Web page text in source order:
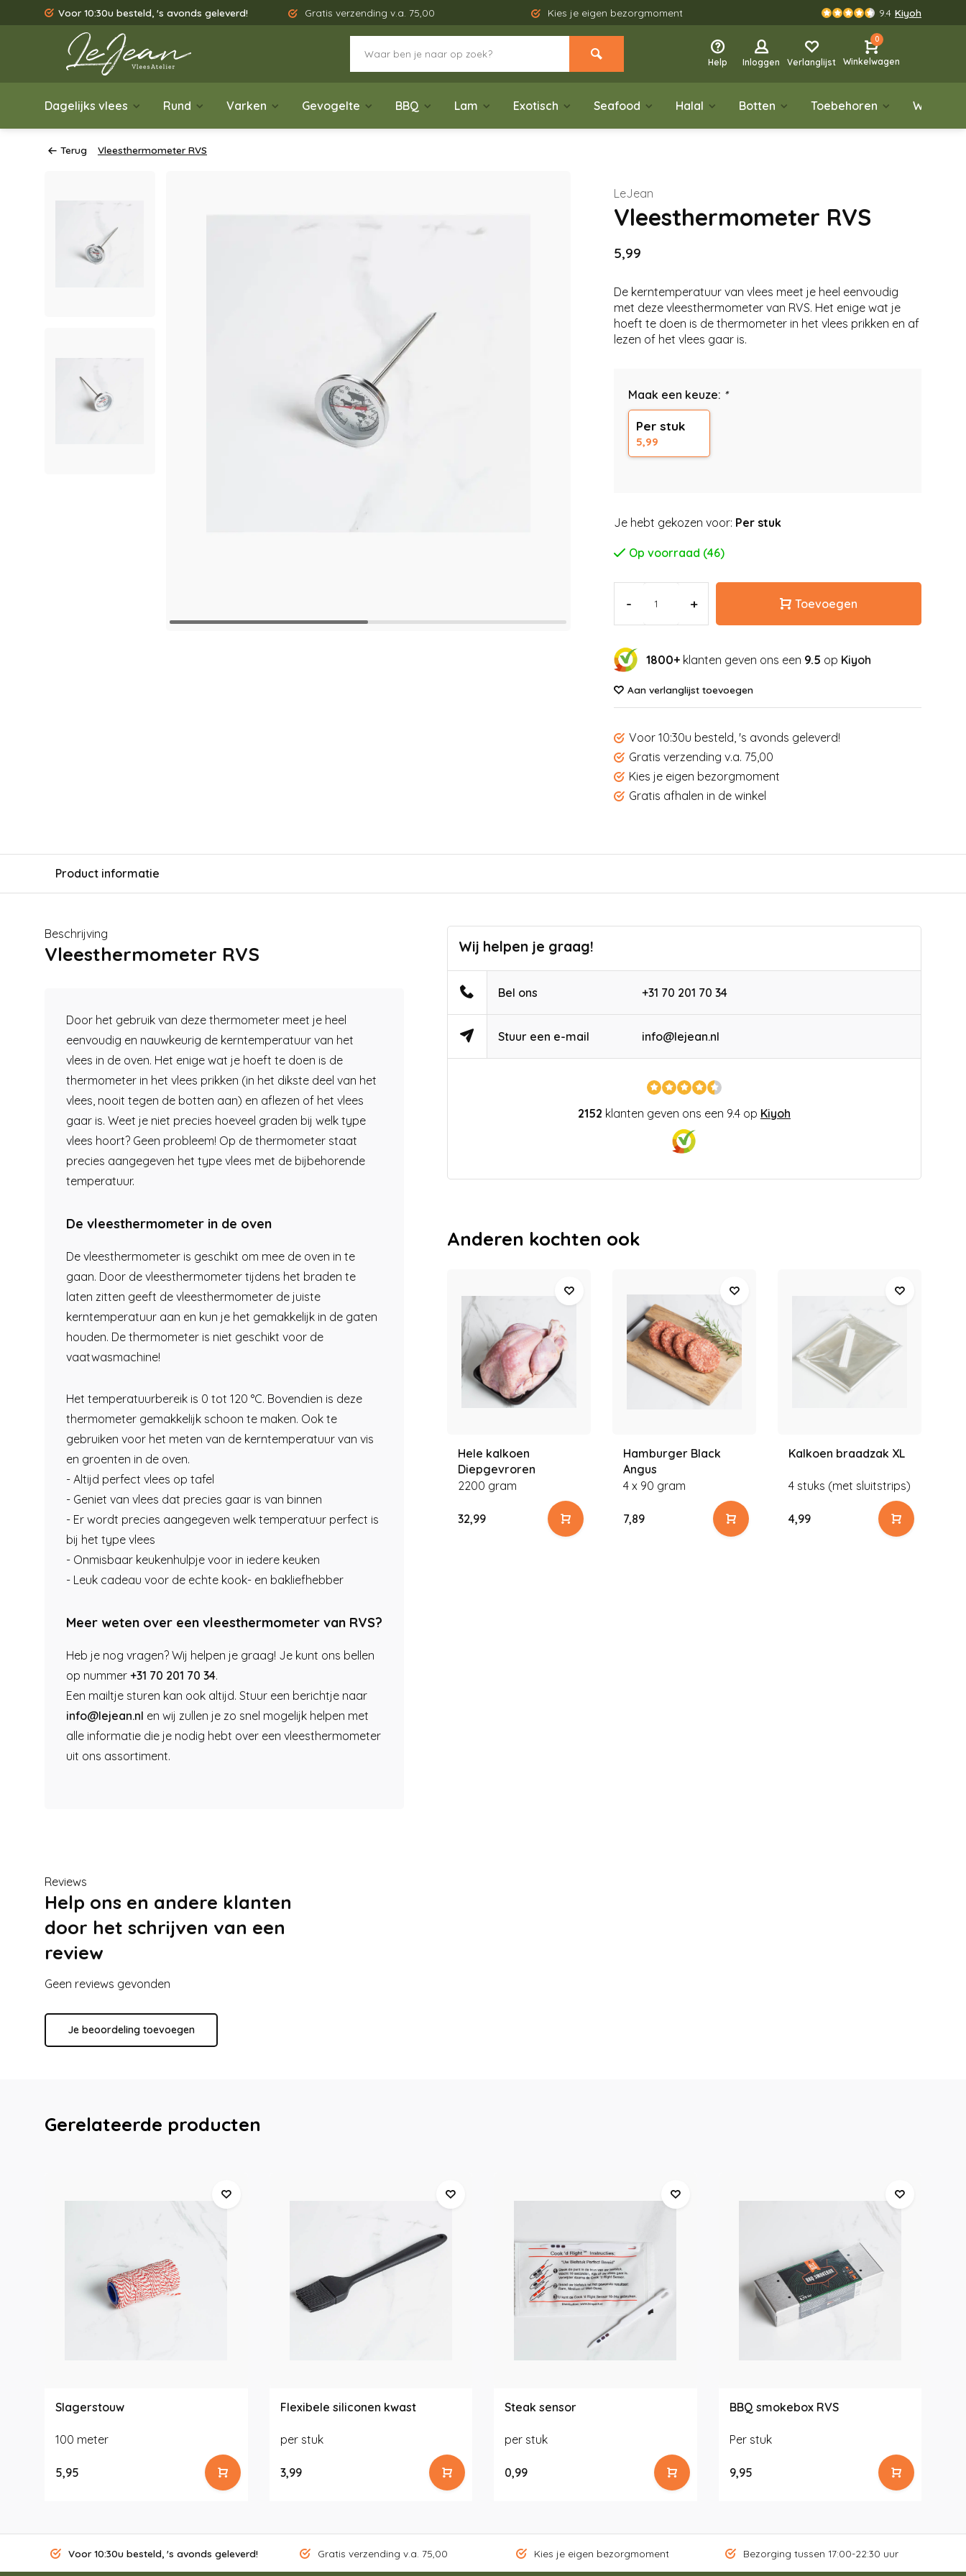
Voor 10:30u besteld, 's avonds geleverd! Gratis verzending v.a. 75,00 Kies je eigen bezorgmoment 9.4 Kiyoh
Help Inloggen Verlanglijst
0
Winkelwagen
Dagelijks vlees Rund Varken Gevogelte BBQ Lam Exotisch Seafood Halal Botten Toebehoren Wild
Terug Vleesthermometer RVS
LeJean
Vleesthermometer RVS
5,99
De kerntemperatuur van vlees meet je heel eenvoudig
met deze vleesthermometer van RVS. Het enige wat je
hoeft te doen is de thermometer in het vlees prikken en af
lezen of het vlees gaar is.
Maak een keuze: *
Per stuk
5,99
Je hebt gekozen voor: Per stuk
Op voorraad (46)
- + Toevoegen
1800+ klanten geven ons een 9.5 op Kiyoh
Aan verlanglijst toevoegen
Voor 10:30u besteld, 's avonds geleverd!
Gratis verzending v.a. 75,00
Kies je eigen bezorgmoment
Gratis afhalen in de winkel
Product informatie
Beschrijving
Vleesthermometer RVS
Door het gebruik van deze thermometer meet je heel
eenvoudig en nauwkeurig de kerntemperatuur van het
vlees in de oven. Het enige wat je hoeft te doen is de
thermometer in het vlees prikken (in het dikste deel van het
vlees, nooit tegen de botten aan) en aflezen of het vlees
gaar is. Weet je niet precies hoeveel graden bij welk type
vlees hoort? Geen probleem! Op de thermometer staat
precies aangegeven het type vlees met de bijbehorende
temperatuur.
De vleesthermometer in de oven
De vleesthermometer is geschikt om mee de oven in te
gaan. Door de vleesthermometer tijdens het braden te
laten zitten geeft de vleesthermometer de juiste
kerntemperatuur aan en kun je het gemakkelijk in de gaten
houden. De thermometer is niet geschikt voor de
vaatwasmachine!
Het temperatuurbereik is 0 tot 120 °C. Bovendien is deze
thermometer gemakkelijk schoon te maken. Ook te
gebruiken voor het meten van de kerntemperatuur van vis
en groenten in de oven.
- Altijd perfect vlees op tafel
- Geniet van vlees dat precies gaar is van binnen
- Er wordt precies aangegeven welk temperatuur perfect is
bij het type vlees
- Onmisbaar keukenhulpje voor in iedere keuken
- Leuk cadeau voor de echte kook- en bakliefhebber
Meer weten over een vleesthermometer van RVS?
Heb je nog vragen? Wij helpen je graag! Je kunt ons bellen
op nummer +31 70 201 70 34.
Een mailtje sturen kan ook altijd. Stuur een berichtje naar
info@lejean.nl en wij zullen je zo snel mogelijk helpen met
alle informatie die je nodig hebt over een vleesthermometer
uit ons assortiment.
Wij helpen je graag!
Bel ons +31 70 201 70 34
Stuur een e-mail info@lejean.nl
2152 klanten geven ons een 9.4 op Kiyoh
Anderen kochten ook
Hele kalkoen
Diepgevroren
2200 gram
32,99
Hamburger Black
Angus
4 x 90 gram
7,89
Kalkoen braadzak XL
4 stuks (met sluitstrips)
4,99
Reviews
Help ons en andere klanten
door het schrijven van een
review
Geen reviews gevonden
Je beoordeling toevoegen
Gerelateerde producten
Slagerstouw
100 meter
5,95
Flexibele siliconen kwast
per stuk
3,99
Steak sensor
per stuk
0,99
BBQ smokebox RVS
Per stuk
9,95
Voor 10:30u besteld, 's avonds geleverd! Gratis verzending v.a. 75,00 Kies je eigen bezorgmoment Bezorging tussen 17:00-22:30 uur